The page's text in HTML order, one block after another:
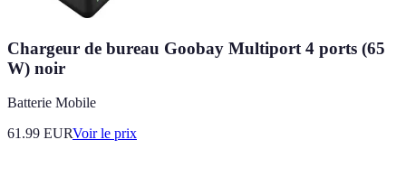
Chargeur de bureau Goobay Multiport 4 ports (65
W) noir
Batterie Mobile
61.99 EURVoir le prix